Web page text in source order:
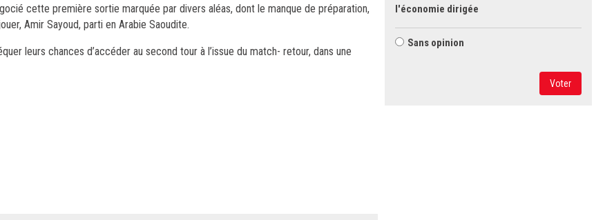
cette première sortie marquée par divers aléas, dont le manque de préparation,
Amir Sayoud, parti en Arabie Saoudite.
leurs chances d’accéder au second tour à l’issue du match- retour, dans une
l'économie dirigée
Sans opinion
Voter